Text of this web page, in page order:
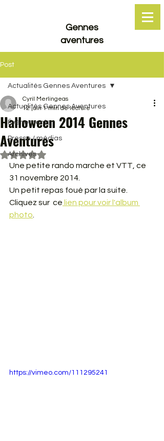
Gennes
aventures
Post
Actualités Gennes Aventures
Événements
Presse / médias
Archives
Actualités Gennes Aventures
Halloween 2014 Gennes
Aventures
Cyril Merlingeas
12 juin 1 min de lecture
Noté NaN étoiles sur 5.
Une petite rando marche et VTT, ce
31 novembre 2014.
Un petit repas foué par la suite.
Cliquez sur  ce lien pour voir l'album
photo
https://vimeo.com/111295241